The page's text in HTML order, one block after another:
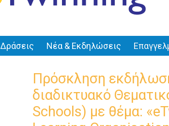
Δράσεις Νέα & Εκδηλώσεις
Πρόσκληση
διαδικτυακό
Schools) με θέμα: